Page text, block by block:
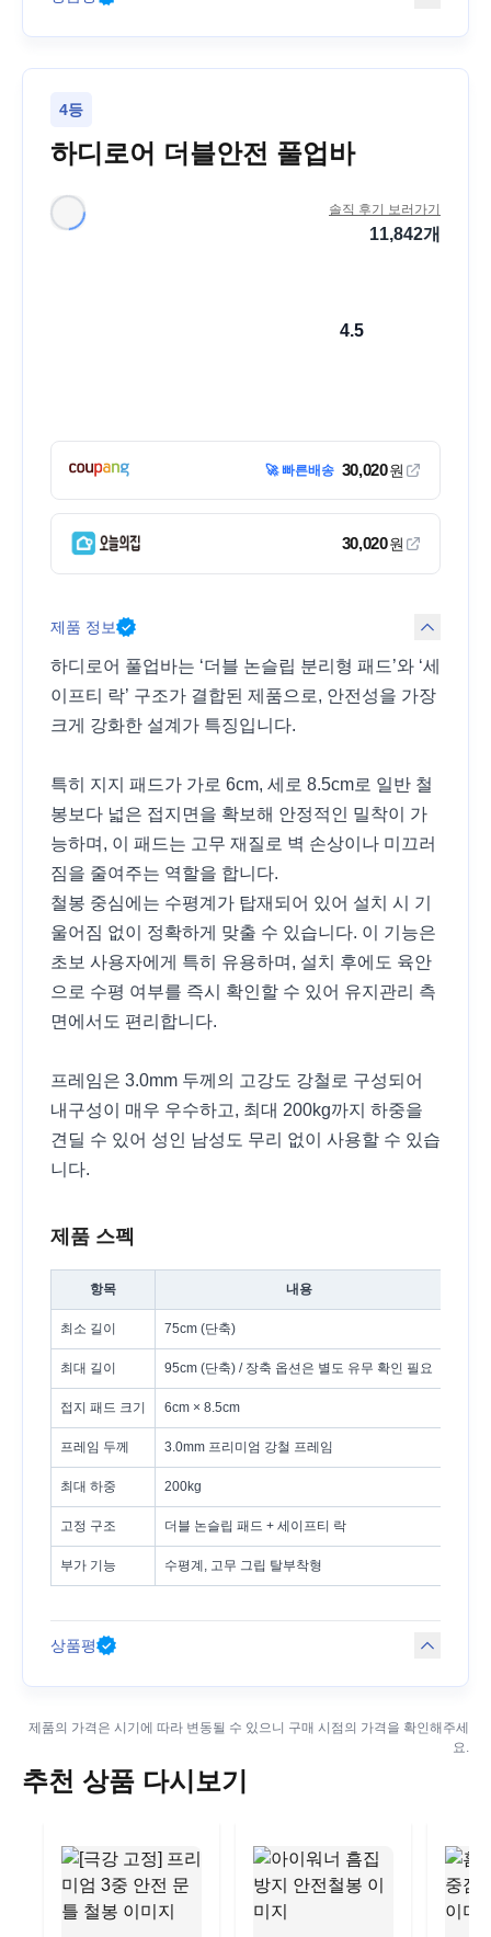
4등
하디로어 더블안전 풀업바
솔직 후기 보러가기
11,842개
4.5
🚀 빠른배송 30,020원
30,020원
제품 정보
하디로어 풀업바는 ‘더블 논슬립 분리형 패드’와 ‘세
이프티 락’ 구조가 결합된 제품으로, 안전성을 가장
크게 강화한 설계가 특징입니다.
특히 지지 패드가 가로 6cm, 세로 8.5cm로 일반 철
봉보다 넓은 접지면을 확보해 안정적인 밀착이 가
능하며, 이 패드는 고무 재질로 벽 손상이나 미끄러
짐을 줄여주는 역할을 합니다.
철봉 중심에는 수평계가 탑재되어 있어 설치 시 기
울어짐 없이 정확하게 맞출 수 있습니다. 이 기능은
초보 사용자에게 특히 유용하며, 설치 후에도 육안
으로 수평 여부를 즉시 확인할 수 있어 유지관리 측
면에서도 편리합니다.
프레임은 3.0mm 두께의 고강도 강철로 구성되어
내구성이 매우 우수하고, 최대 200kg까지 하중을
견딜 수 있어 성인 남성도 무리 없이 사용할 수 있습
니다.
제품 스펙
항목 내용
최소 길이 75cm (단축)
최대 길이 95cm (단축) / 장축 옵션은 별도 유무 확인 필요
접지 패드 크기 6cm × 8.5cm
프레임 두께 3.0mm 프리미엄 강철 프레임
최대 하중 200kg
고정 구조 더블 논슬립 패드 + 세이프티 락
부가 기능 수평계, 고무 그립 탈부착형
상품평
제품의 가격은 시기에 따라 변동될 수 있으니 구매 시점의 가격을 확인해주세
요.
추천 상품 다시보기